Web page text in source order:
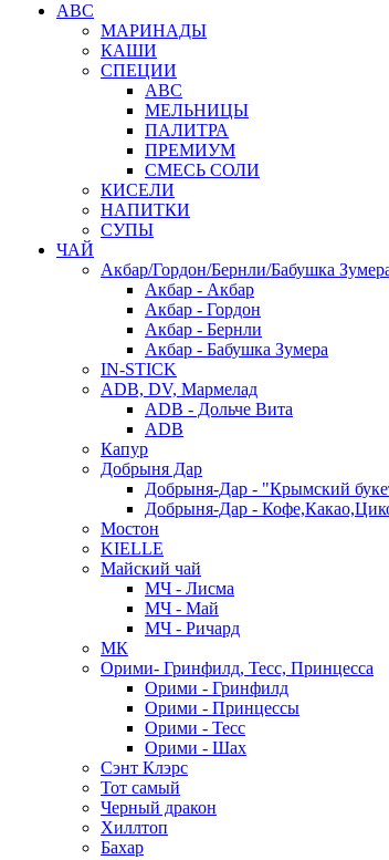
АВС
МАРИНАДЫ
КАШИ
СПЕЦИИ
АВС
МЕЛЬНИЦЫ
ПАЛИТРА
ПРЕМИУМ
СМЕСЬ СОЛИ
КИСЕЛИ
НАПИТКИ
СУПЫ
ЧАЙ
Акбар/Гордон/Бернли/Бабушка
Акбар - Акбар
Акбар - Гордон
Акбар - Бернли
Акбар - Бабушка Зумера
IN-STICK
ADB, DV, Мармелад
ADB - Дольче Вита
ADB
Капур
Добрыня Дар
Добрыня-Дар - "Крымский
Добрыня-Дар -
Мостон
KIELLE
Майский чай
МЧ - Лисма
МЧ - Май
МЧ - Ричард
МК
Орими- Гринфилд, Тесс, Принцесса
Орими - Гринфилд
Орими - Принцессы
Орими - Тесс
Орими - Шах
Сэнт Клэрс
Тот самый
Черный дракон
Хиллтоп
Бахар